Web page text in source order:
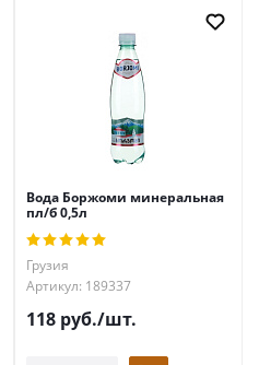
Вода Боржоми минеральная
пл/б 0,5л
Грузия
Артикул: 189337
118 руб./шт.